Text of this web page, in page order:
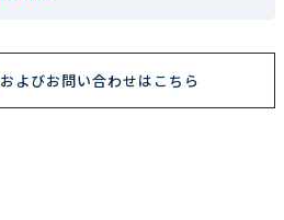
よびお問い合わせはこちら